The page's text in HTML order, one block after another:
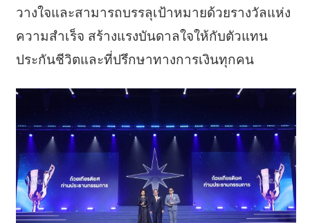
วางใจและสามารถบรรลุเป้าหมายด้วยรางวัลแห่ง
ความสำเร็จ สร้างแรงบันดาลใจให้กับตัวแทน
ประกันชีวิตและที่ปรึกษาทางการเงินทุกคน